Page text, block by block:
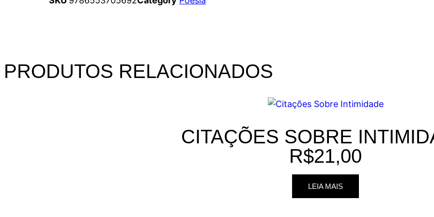
PRODUTOS RELACIONADOS
CITAÇÕES SOBRE
R$21,00
LEIA MAIS